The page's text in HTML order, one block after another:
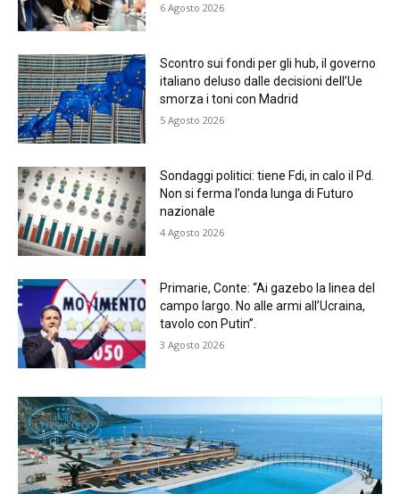
6 Agosto 2026
Scontro sui fondi per gli hub, il governo
italiano deluso dalle decisioni dell’Ue
smorza i toni con Madrid
5 Agosto 2026
Sondaggi politici: tiene Fdi, in calo il Pd.
Non si ferma l’onda lunga di Futuro
nazionale
4 Agosto 2026
Primarie, Conte: “Ai gazebo la linea del
campo largo. No alle armi all’Ucraina,
tavolo con Putin”.
3 Agosto 2026